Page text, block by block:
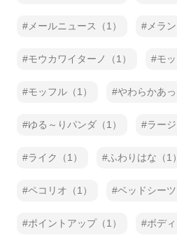
メールニュース（1） メラン
モウカワイターノ（1） モッ
モッフル（1） やわらかあ
ゆる～りパンダ（1） ラー
ライク（1） ふわりはな（1）
ペコリオ（1） ベッドシーツ
ポイントアップ（1） ボディ